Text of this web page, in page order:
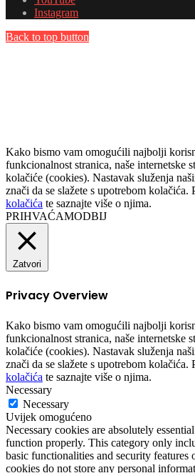
Instagram
Back to top button
Kako bismo vam omogućili najbolji
funkcionalnost stranica, naše internetske
kolačiće (cookies). Nastavak služenja
znači da se slažete s upotrebom kolačića.
kolačića te saznajte više o njima.
PRIHVAĆAMODBIJ
Zatvori
Privacy Overview
Kako bismo vam omogućili najbolji
funkcionalnost stranica, naše internetske
kolačiće (cookies). Nastavak služenja
znači da se slažete s upotrebom kolačića.
kolačića te saznajte više o njima.
Necessary
Necessary
Uvijek omogućeno
Necessary cookies are absolutely
function properly. This category only
basic functionalities and security features
cookies do not store any personal